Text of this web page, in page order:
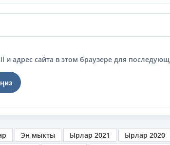
и адрес сайта в этом браузере для
Эн мыкты Ырлар 2021 Ырлар 2020